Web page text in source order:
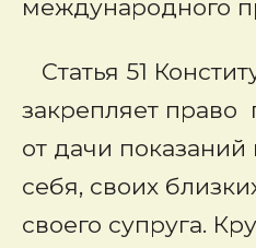
международного
Статья 51
закрепляет право
от дачи показаний
себя, своих
своего супруга.